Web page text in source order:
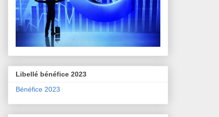
Libellé bénéfice 2023
Bénéfice 2023